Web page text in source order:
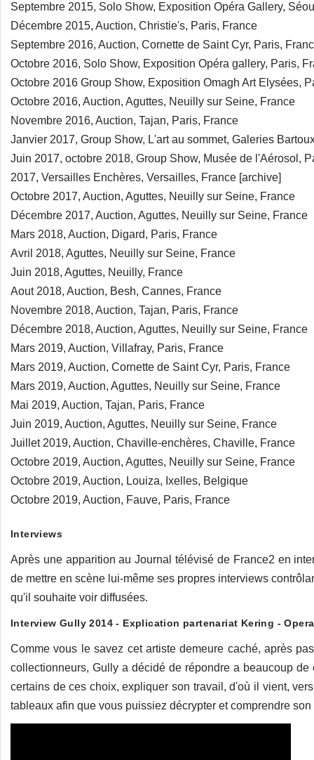
Septembre 2015, Solo Show, Exposition Opéra Gallery,
Décembre 2015, Auction, Christie's, Paris, France
Septembre 2016, Auction, Cornette de Saint Cyr, Paris,
Octobre 2016, Solo Show, Exposition Opéra gallery, Paris,
Octobre 2016 Group Show, Exposition Omagh Art Elysées,
Octobre 2016, Auction, Aguttes, Neuilly sur Seine, France
Novembre 2016, Auction, Tajan, Paris, France
Janvier 2017, Group Show, L'art au sommet, Galeries
Juin 2017, octobre 2018, Group Show, Musée de l'Aérosol,
2017, Versailles Enchères, Versailles, France [archive]
Octobre 2017, Auction, Aguttes, Neuilly sur Seine, France
Décembre 2017, Auction, Aguttes, Neuilly sur Seine, France
Mars 2018, Auction, Digard, Paris, France
Avril 2018, Aguttes, Neuilly sur Seine, France
Juin 2018, Aguttes, Neuilly, France
Aout 2018, Auction, Besh, Cannes, France
Novembre 2018, Auction, Tajan, Paris, France
Décembre 2018, Auction, Aguttes, Neuilly sur Seine, France
Mars 2019, Auction, Villafray, Paris, France
Mars 2019, Auction, Cornette de Saint Cyr, Paris, France
Mars 2019, Auction, Aguttes, Neuilly sur Seine, France
Mai 2019, Auction, Tajan, Paris, France
Juin 2019, Auction, Aguttes, Neuilly sur Seine, France
Juillet 2019, Auction, Chaville-enchères, Chaville, France
Octobre 2019, Auction, Aguttes, Neuilly sur Seine, France
Octobre 2019, Auction, Louiza, Ixelles, Belgique
Octobre 2019, Auction, Fauve, Paris, France
Interviews
Après une apparition au Journal télévisé de France2 en
de mettre en scène lui-même ses propres interviews
qu'il souhaite voir diffusées.
Interview Gully 2014 - Explication partenariat Kering -
Comme vous le savez cet artiste demeure caché, après
collectionneurs, Gully a décidé de répondre a beaucoup
certains de ces choix, expliquer son travail, d'où il vient,
tableaux afin que vous puissiez décrypter et comprendre son